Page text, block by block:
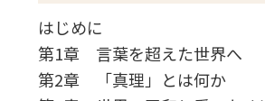
はじめに
第1章 言葉を超えた世界へ
第2章 「真理」とは何か